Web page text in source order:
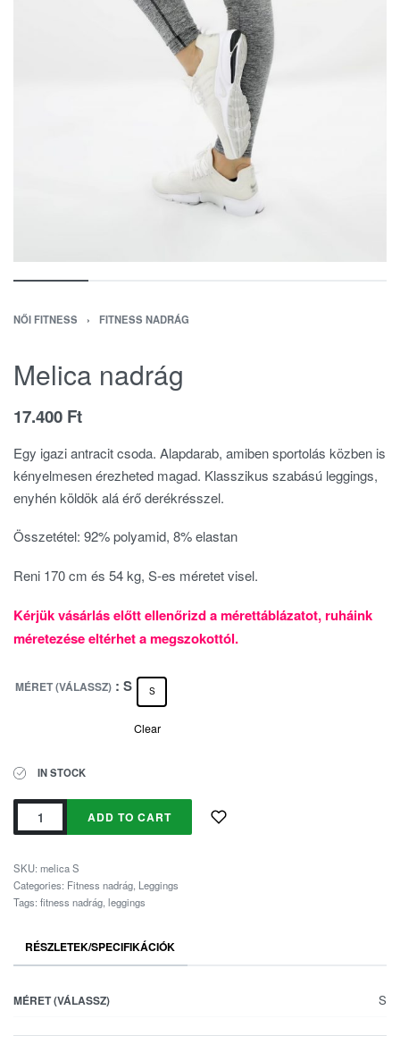
NŐI FITNESS › FITNESS NADRÁG
Melica nadrág
17.400 Ft
Egy igazi antracit csoda. Alapdarab, amiben sportolás közben is
kényelmesen érezheted magad. Klasszikus szabású leggings,
enyhén köldök alá érő derékrésszel.
Összetétel: 92% polyamid, 8% elastan
Reni 170 cm és 54 kg, S-es méretet visel.
Kérjük vásárlás előtt ellenőrizd a mérettáblázatot, ruháink
méretezése eltérhet a megszokottól.
MÉRET (VÁLASSZ) : S S
Clear
IN STOCK
ADD TO CART
SKU: melica S
Categories: Fitness nadrág, Leggings
Tags: fitness nadrág, leggings
RÉSZLETEK/SPECIFIKÁCIÓK
MÉRET (VÁLASSZ) S